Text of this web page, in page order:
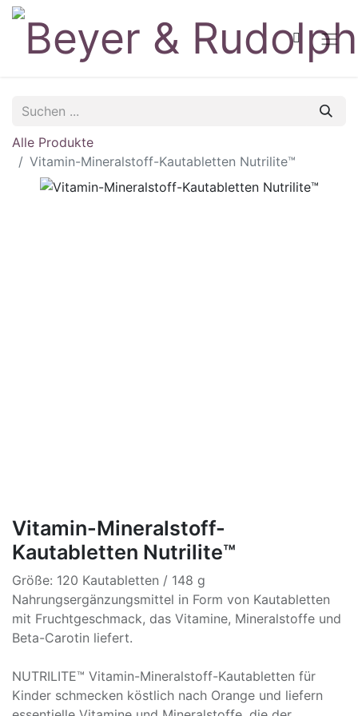
Alle Produkte
Vitamin-Mineralstoff-Kautabletten Nutrilite™
Vitamin-Mineralstoff-
Kautabletten Nutrilite™
Größe: 120 Kautabletten / 148 g
Nahrungsergänzungsmittel in Form von Kautabletten
mit Fruchtgeschmack, das Vitamine, Mineralstoffe und
Beta-Carotin liefert.
NUTRILITE™ Vitamin-Mineralstoff-Kautabletten für
Kinder schmecken köstlich nach Orange und liefern